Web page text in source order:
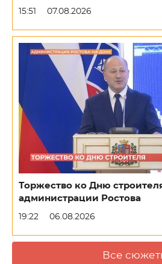
15:51 07.08.2026
Торжество ко Дню
администрации Ростова
19:22 06.08.2026
Все